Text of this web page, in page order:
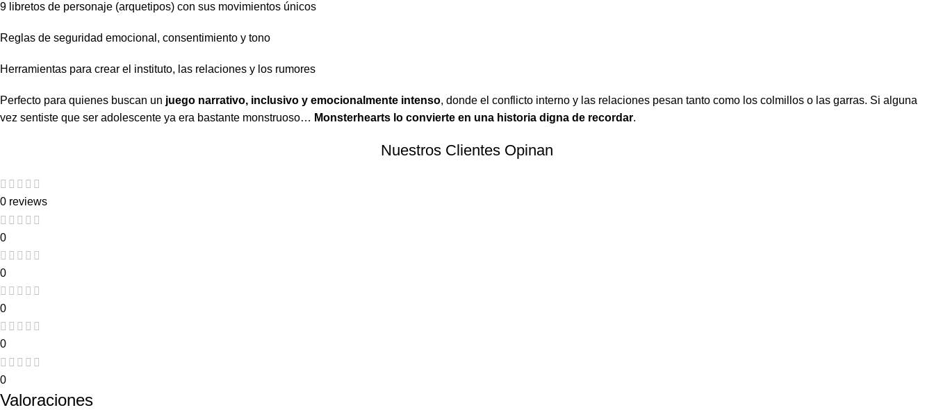
9 libretos de personaje (arquetipos) con sus movimientos únicos
Reglas de seguridad emocional, consentimiento y tono
Herramientas para crear el instituto, las relaciones y los rumores
Perfecto para quienes buscan un juego narrativo, inclusivo y emocionalmente intenso, donde el conflicto interno y las relaciones pesan tanto como los colmillos o las garras. Si alguna
vez sentiste que ser adolescente ya era bastante monstruoso… Monsterhearts lo convierte en una historia digna de recordar.
Nuestros Clientes Opinan
0 reviews
0
0
0
0
0
Valoraciones